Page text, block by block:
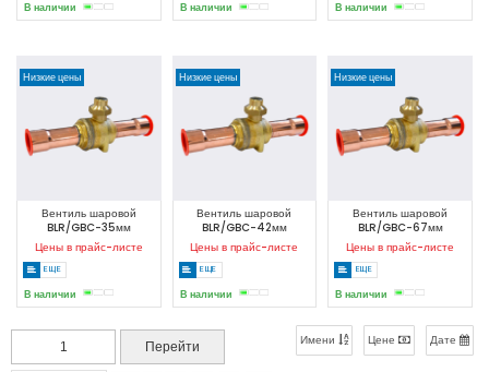
В наличии В наличии В наличии
Низкие цены
Вентиль шаровой
BLR/GBC-35мм
Цены в прайс-листе
ЕЩЕ
В наличии
Низкие цены
Вентиль шаровой
BLR/GBC-42мм
Цены в прайс-листе
ЕЩЕ
В наличии
Низкие цены
Вентиль шаровой
BLR/GBC-67мм
Цены в прайс-листе
ЕЩЕ
В наличии
Имени Цене Дате